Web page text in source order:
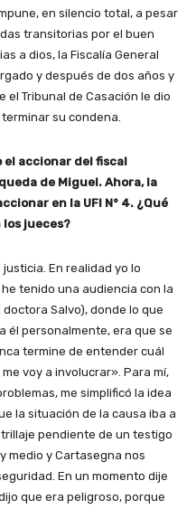
en silencio total, a pesar
transitorias por el buen
a dios, la Fiscalía General
y después de dos años y
el Tribunal de Casación le dio
su condena.
el accionar del fiscal
de Miguel. Ahora, la
en la UFI N° 4. ¿Qué
los jueces?
En realidad yo lo
tenido una audiencia con la
Salvo), donde lo que
él personalmente, era que se
termine de entender cuál
voy a involucrar». Para mí,
me simplificó la idea
la situación de la causa iba a
pendiente de un testigo
medio y Cartasegna nos
En un momento dije
que era peligroso, porque